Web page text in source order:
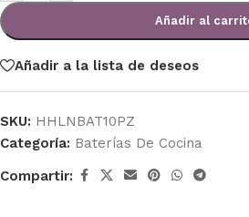
Añadir al
Añadir a la lista de deseos
SKU: HHLNBAT10PZ
Categoría: Baterías De Cocina
Compartir: